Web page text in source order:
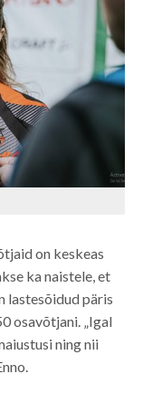
on keskeas
ka naistele, et
lastesõidud päris
osavõtjani. „Igal
ning nii